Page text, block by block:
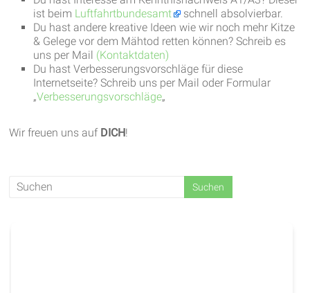
ist beim Luftfahrtbundesamt
schnell absolvierbar.
Du hast andere kreative Ideen wie wir noch mehr Kitze
& Gelege vor dem Mähtod retten können? Schreib es
uns per Mail (Kontaktdaten)
Du hast Verbesserungsvorschläge für diese
Internetseite? Schreib uns per Mail oder Formular
„Verbesserungsvorschläge„
Wir freuen uns auf DICH!